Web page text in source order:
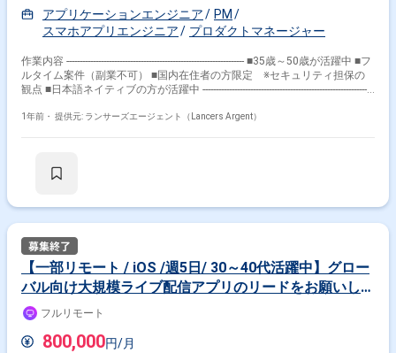
アプリケーションエンジニア
PM
スマホアプリエンジニア
プロダクトマネージャー
作業内容 ------------------------------------------------------------------- ■35歳～50歳が活躍中 ■フ
ルタイム案件（副業不可） ■国内在住者の方限定 ※セキュリティ担保の
観点 ■日本語ネイティブの方が活躍中 -----------------------------------------------------------------
と、 複数の事業売却経験を持つ連続起業家が設立したスタートアップのス
したライブ配信アプリ「Replive」を開発しております。 Androidリードエ
進 など ■ポジションの魅力 大型新規アプリ開発でリードとして裁量を持
ち、エンジニアリング能力を活かしつつリード業務や マネジメントを行え
る環境が魅力です。サイバーエージェント出身のプロに囲まれつつ、 「エ
ンジニア×ビジネス」を結ぶ役割も担え、多様な経験が積めます。コンシ
ーバル市場進出を考慮し、 マルチリージョン対応や高トラフィックに耐え
新機能の立案は現在はプロダクトオーナーを中心として担当し、 一度企画
1年前・ 提供元: ランサーズエージェント（Lancers Argent）
【一部リモート / iOS /週5日/ 30～40代活躍中】グロー
バル向け大規模ライブ配信アプリのリードをお願いしま
す！フルリモート
800,000円/月